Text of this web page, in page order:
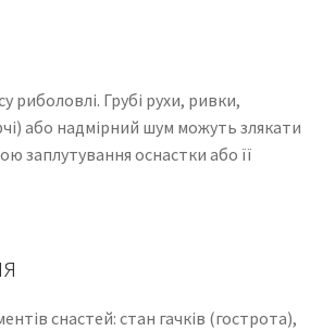
риболовлі. Грубі рухи, ривки,
або надмірний шум можуть злякати
заплутування оснастки або її
снастей: стан гачків (гострота),